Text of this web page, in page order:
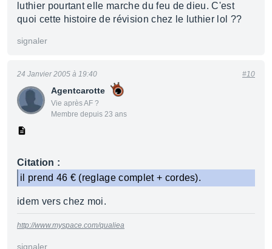
luthier pourtant elle marche du feu de dieu. C'est
quoi cette histoire de révision chez le luthier lol ??
signaler
Agentcarotte
Vie après AF ?
Membre depuis 23 ans
24 Janvier 2005 à 19:40 #10
Citation :
il prend 46 € (reglage complet + cordes).
idem vers chez moi.
http://www.myspace.com/qualiea
signaler